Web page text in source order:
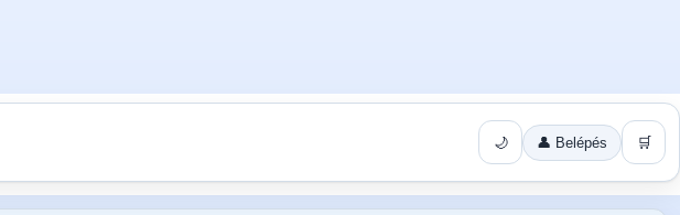
🌙 👤 Belépés 🛒